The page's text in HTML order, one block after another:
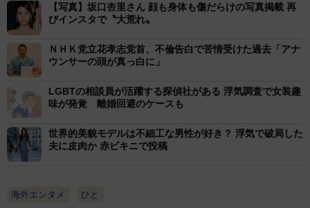
【写真】坂口杏里さん 顔も身体も傷だらけの写真掲載 再
びインスタで〝大荒れ〟
ＮＨＫ党立花孝志党首、不倫告白で苦情受けた過去「アナ
ウンサーの頭が真っ白に」
LGBTの相談員が活躍する探偵社がある 浮気調査で女装趣
味が発覚 離婚回避のケースも
世界的美貌モデルは不細工な男性が好き？ 浮気で破局した
夫に皮肉か 赤ビキニで投稿
海外エンタメ ひと